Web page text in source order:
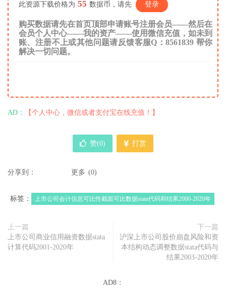
此资源下载价格为 55 数据币，请先 登录
购买数据请先在首页顶部申请账号注册会员——然后在
会员个人中心——我的资产——使用微信充值，如未到
账、注册不上或其他问题请反馈客服Q：8561839 帮你
解决一切问题。
AD： 【个人中心，微信或者支付宝在线充值！】
赞(0) 打赏
分享到： 更多 (0)
标签： 上市公司会计信息可比性截面可比数据stata代码和结果2000-2020年
上一篇
上市公司商业信用融资数据stata
计算代码2001-2020年
下一篇
沪深上市公司股价崩盘风险和资
本结构动态调整数据stata代码与
结果2003-2020年
AD8：